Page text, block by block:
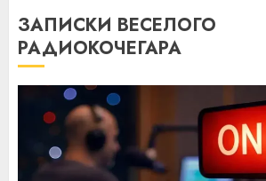
ЗАПИСКИ ВЕСЕЛОГО
РАДИОКОЧЕГАРА